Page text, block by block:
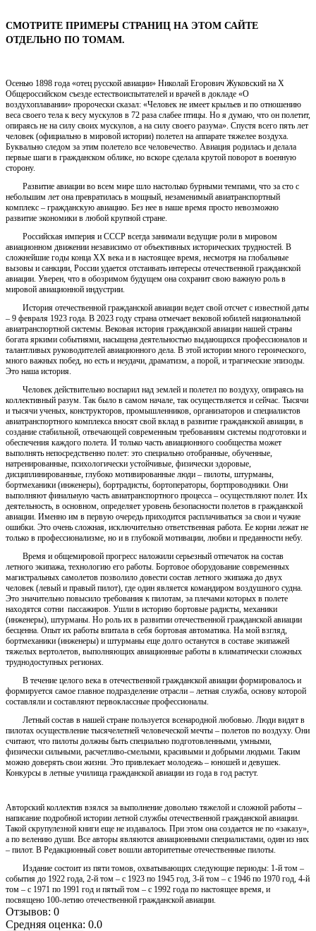
СМОТРИТЕ ПРИМЕРЫ СТРАНИЦ НА ЭТОМ САЙТЕ
ОТДЕЛЬНО ПО ТОМАМ.
Осенью 1898 года «отец русской авиации» Николай Егорович Жуковский на Х
Общероссийском съезде естествоиспытателей и врачей в докладе «О
воздухоплавании» пророчески сказал: «Человек не имеет крыльев и по отношению
веса своего тела к весу мускулов в 72 раза слабее птицы. Но я думаю, что он полетит,
опираясь не на силу своих мускулов, а на силу своего разума». Спустя всего пять лет
человек (официально в мировой истории) полетел на аппарате тяжелее воздуха.
Буквально следом за этим полетело все человечество. Авиация родилась и делала
первые шаги в гражданском облике, но вскоре сделала крутой поворот в военную
сторону.
Развитие авиации во всем мире шло настолько бурными темпами, что за сто с
небольшим лет она превратилась в мощный, незаменимый авиатранспортный
комплекс – гражданскую авиацию. Без нее в наше время просто невозможно
развитие экономики в любой крупной стране.
Российская империя и СССР всегда занимали ведущие роли в мировом
авиационном движении независимо от объективных исторических трудностей. В
сложнейшие годы конца ХХ века и в настоящее время, несмотря на глобальные
вызовы и санкции, России удается отстаивать интересы отечественной гражданской
авиации. Уверен, что в обозримом будущем она сохранит свою важную роль в
мировой авиационной индустрии.
История отечественной гражданской авиации ведет свой отсчет с известной даты
– 9 февраля 1923 года. В 2023 году страна отмечает вековой юбилей национальной
авиатранспортной системы. Вековая история гражданской авиации нашей страны
богата яркими событиями, насыщена деятельностью выдающихся профессионалов и
талантливых руководителей авиационного дела. В этой истории много героического,
много важных побед, но есть и неудачи, драматизм, а порой, и трагические эпизоды.
Это наша история.
Человек действительно воспарил над землей и полетел по воздуху, опираясь на
коллективный разум. Так было в самом начале, так осуществляется и сейчас. Тысячи
и тысячи ученых, конструкторов, промышленников, организаторов и специалистов
авиатранспортного комплекса вносят свой вклад в развитие гражданской авиации, в
создание стабильной, отвечающей современным требованиям системы подготовки и
обеспечения каждого полета. И только часть авиационного сообщества может
выполнять непосредственно полет: это специально отобранные, обученные,
натренированные, психологически устойчивые, физически здоровые,
дисциплинированные, глубоко мотивированные люди – пилоты, штурманы,
бортмеханики (инженеры), бортрадисты, бортоператоры, бортпроводники. Они
выполняют финальную часть авиатранспортного процесса – осуществляют полет. Их
деятельность, в основном, определяет уровень безопасности полетов в гражданской
авиации. Именно им в первую очередь приходится расплачиваться за свои и чужие
ошибки. Это очень сложная, исключительно ответственная работа. Ее корни лежат не
только в профессионализме, но и в глубокой мотивации, любви и преданности небу.
Время и общемировой прогресс наложили серьезный отпечаток на состав
летного экипажа, технологию его работы. Бортовое оборудование современных
магистральных самолетов позволило довести состав летного экипажа до двух
человек (левый и правый пилот), где один является командиром воздушного судна.
Это значительно повысило требования к пилотам, за плечами которых в полете
находятся сотни пассажиров. Ушли в историю бортовые радисты, механики
(инженеры), штурманы. Но роль их в развитии отечественной гражданской авиации
бесценна. Опыт их работы впитала в себя бортовая автоматика. На мой взгляд,
бортмеханики (инженеры) и штурманы еще долго останутся в составе экипажей
тяжелых вертолетов, выполняющих авиационные работы в климатически сложных
труднодоступных регионах.
В течение целого века в отечественной гражданской авиации формировалось и
формируется самое главное подразделение отрасли – летная служба, основу которой
составляли и составляют первоклассные профессионалы.
Летный состав в нашей стране пользуется всенародной любовью. Люди видят в
пилотах осуществление тысячелетней человеческой мечты – полетов по воздуху. Они
считают, что пилоты должны быть специально подготовленными, умными,
физически сильными, расчетливо-смелыми, красивыми и добрыми людьми. Таким
можно доверять свои жизни. Это привлекает молодежь – юношей и девушек.
Конкурсы в летные училища гражданской авиации из года в год растут.
Авторский коллектив взялся за выполнение довольно тяжелой и сложной работы –
написание подробной истории летной службы отечественной гражданской авиации.
Такой скрупулезной книги еще не издавалось. При этом она создается не по «заказу»,
а по велению души. Все авторы являются авиационными специалистами, один из них
– пилот. В Редакционный совет вошли авторитетные отечественные пилоты.
Издание состоит из пяти томов, охватывающих следующие периоды: 1-й том –
события до 1922 года, 2-й том – с 1923 по 1945 год, 3-й том – с 1946 по 1970 год, 4-й
том – с 1971 по 1991 год и пятый том – с 1992 года по настоящее время, и
посвящено 100-летию отечественной гражданской авиации.
Отзывов: 0
Средняя оценка: 0.0